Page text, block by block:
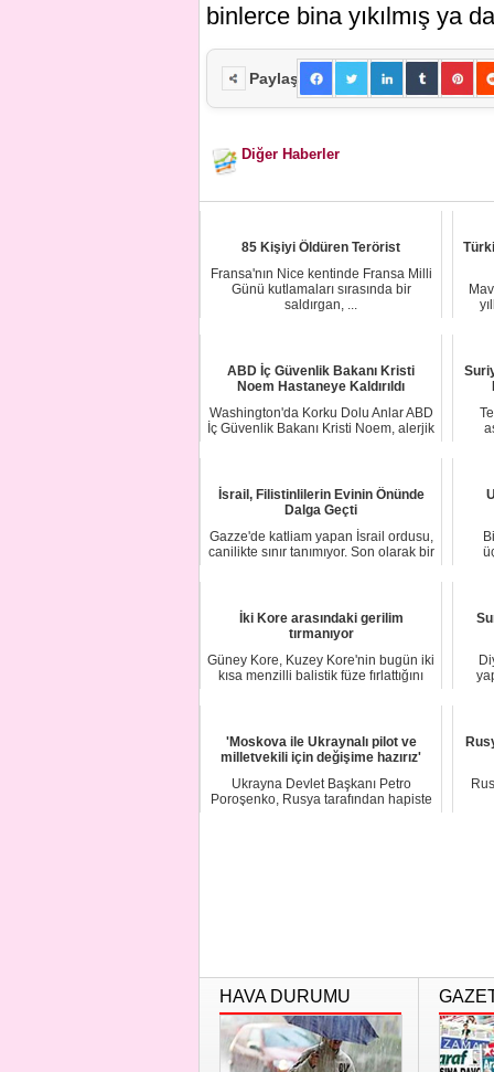
binlerce bina yıkılmış ya
Paylaş
Diğer Haberler
85 Kişiyi Öldüren Terörist
Fransa'nın Nice kentinde Fransa Milli
Günü kutlamaları sırasında bir
saldırgan, ...
ABD İç Güvenlik Bakanı Kristi
Noem Hastaneye Kaldırıldı
Washington'da Korku Dolu Anlar ABD
İç Güvenlik Bakanı Kristi Noem, alerjik
İsrail, Filistinlilerin Evinin Önünde
Dalga Geçti
Gazze'de katliam yapan İsrail ordusu,
canilikte sınır tanımıyor. Son olarak bir
İki Kore arasındaki gerilim
tırmanıyor
Güney Kore, Kuzey Kore'nin bugün iki
kısa menzilli balistik füze fırlattığını
'Moskova ile Ukraynalı pilot ve
milletvekili için değişime hazırız'
Ukrayna Devlet Başkanı Petro
Poroşenko, Rusya tarafından hapiste
HAVA DURUMU